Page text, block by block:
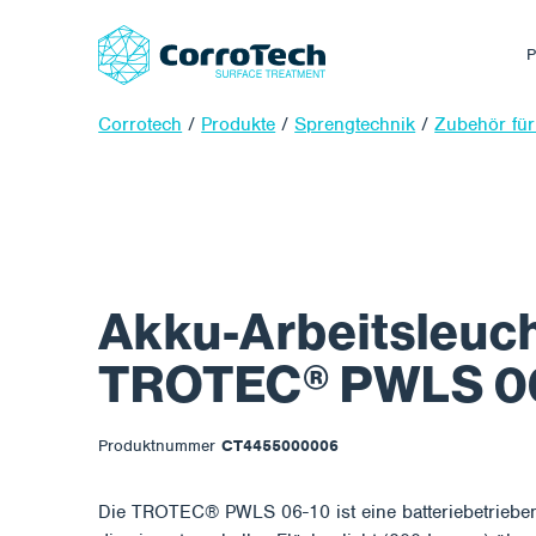
Corrotech / Produkte /Sprengtechnik /Zubehör
Akku-
TROTEC® PWLS
Produktnummer CT4455000006
Die TROTEC® PWLS 06-10 ist eine